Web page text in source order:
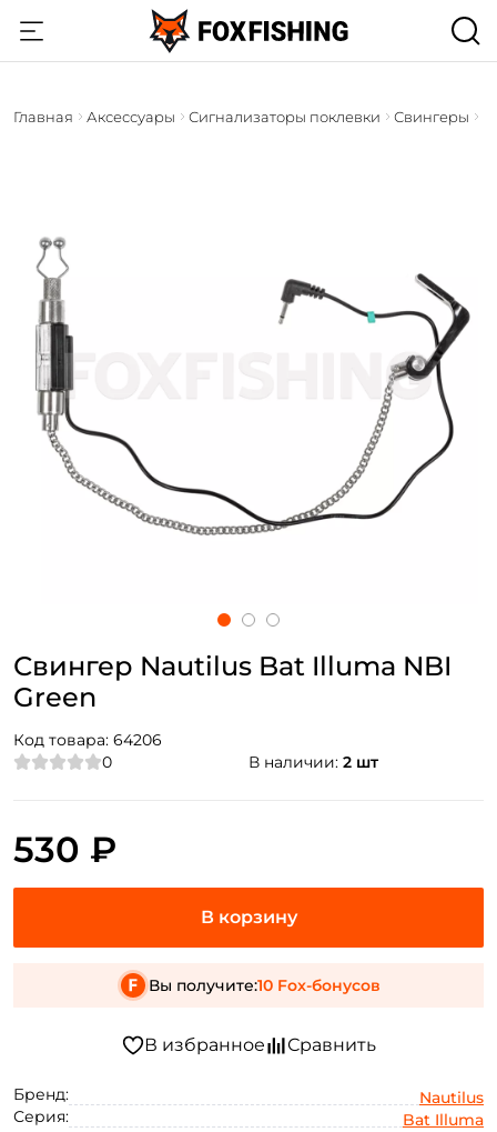
Главная Аксессуары Сигнализаторы поклевки Свингеры
Свингер Nautilus Bat Illuma NBI
Green
Код товара: 64206
0
В наличии: 2 шт
Бренд:
Nautilus
Серия:
Bat Illuma
530 ₽
Вы получите:10 Fox-бонусов